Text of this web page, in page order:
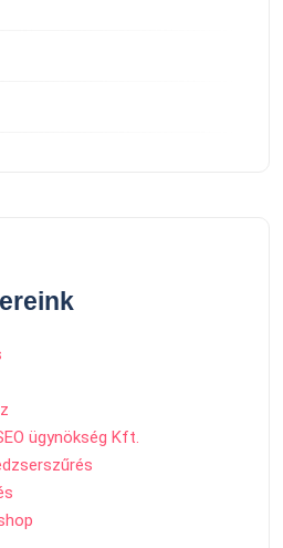
ügynökség Kft.